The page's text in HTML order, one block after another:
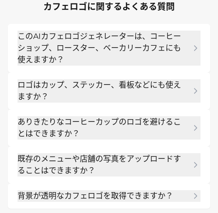
カフェロゴに関するよくある質問
このAIカフェロゴジェネレーターは、コーヒー
ショップ、ロースター、ベーカリーカフェにも
使えますか？
使用する場所を説明してください。Mew Design
は、コーヒーショップ、ロースター、ベーカリー、
カフェロゴメーカーとして機能します。
ロゴはカップ、ステッカー、看板などにも使え
ますか？
コントラストの強いシンプルなマークを依頼し、バ
ッジ、ワードマーク、アイコンのみ、モノクロのバ
なアイテムに合わせてサイズ調整が可能になりま
す。
ありきたりなコーヒーカップのロゴを避けるこ
とはできますか？
りのメニュー、インテリアのスタイル、パッケージ
の参考情報などを含めてください。より多くの背景
から脱却しやすくなります。
既存のメニューや店舗の写真をアップロードす
ることはできますか？
考画像をアップロードし、それらの素材に合ったカ
背景が透明なカフェロゴを取得できますか？